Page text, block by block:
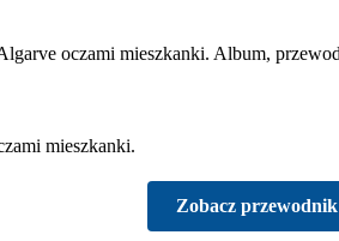
mieszkanki.
Zobacz przewodnik